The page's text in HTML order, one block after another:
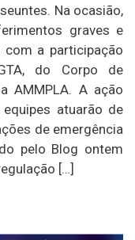
Na ocasião,
graves e
a participação
do Corpo de
AMMPLA. A ação
atuarão de
de emergência
pelo Blog ontem
[…]